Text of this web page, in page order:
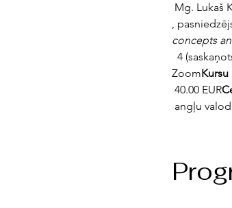
Mg. Lukaš
,
concepts
4
ZoomKursu
40.00 EUR
angļu